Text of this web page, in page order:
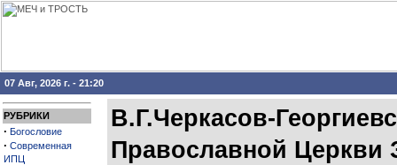
07 Авг, 2026 г. - 21:20
РУБРИКИ
· Богословие
· Современная
ИПЦ
В.Г.Черкасов-
Православной Церкви